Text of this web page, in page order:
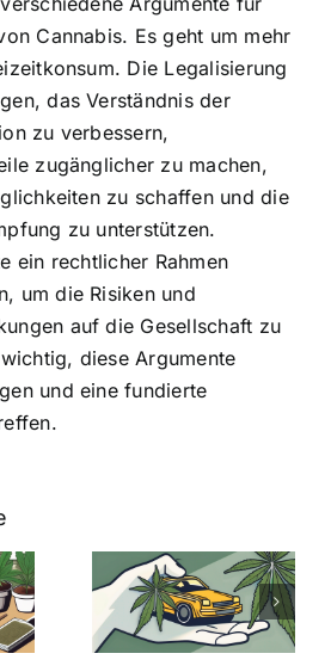
Cannabis. Es geht um mehr
Die Legalisierung
das Verständnis der
zu verbessern,
zugänglicher zu machen,
zu schaffen und die
zu unterstützen.
ein rechtlicher Rahmen
um die Risiken und
auf die Gesellschaft zu
diese Argumente
und eine fundierte
und
Cannabis
Samen
kaufen: Alles
was Sie